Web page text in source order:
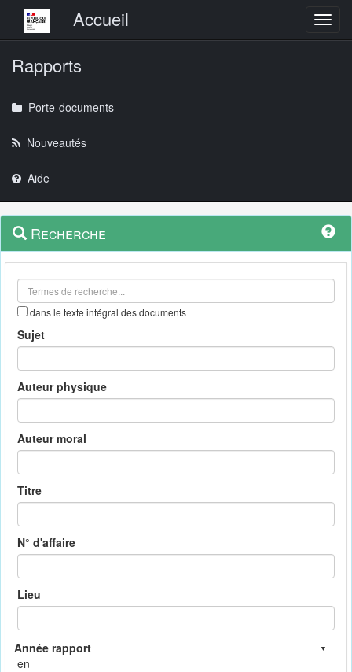
Menu principalAccueil
Rapports
Porte-documents
Nouveautés
Aide
Navigation
outils
Menu
contextuel
Recherche
dans le texte intégral des documents
Sujet
Auteur physique
Auteur moral
Titre
N° d'affaire
Lieu
en